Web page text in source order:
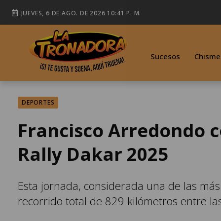
JUEVES, 6 DE AGO. DE 2026 10:41 P. M.
Sucesos
DEPORTES
Francisco Arredondo
Rally Dakar 2025
Esta jornada, considerada una de las
recorrido total de 829 kilómetros entre